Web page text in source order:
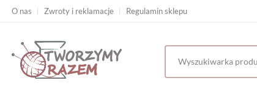
O nas Zwroty i reklamacje Regulamin sklepu